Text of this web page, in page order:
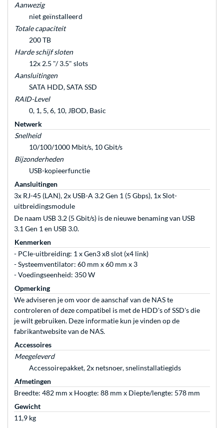
Aanwezig
niet geïnstalleerd
Totale capaciteit
200 TB
Harde schijf sloten
12x 2.5 "/ 3.5" slots
Aansluitingen
SATA HDD, SATA SSD
RAID-Level
0, 1, 5, 6, 10, JBOD, Basic
Netwerk
Snelheid
10/100/1000 Mbit/s, 10 Gbit/s
Bijzonderheden
USB-kopieerfunctie
Aansluitingen
3x RJ-45 (LAN), 2x USB-A 3.2 Gen 1 (5 Gbps), 1x Slot-
uitbreidingsmodule
De naam USB 3.2 (5 Gbit/s) is de nieuwe benaming van USB
3.1 Gen 1 en USB 3.0.
Kenmerken
- PCIe-uitbreiding: 1 x Gen3 x8 slot (x4 link)
- Systeemventilator: 60 mm x 60 mm x 3
- Voedingseenheid: 350 W
Opmerking
We adviseren je om voor de aanschaf van de NAS te
controleren of deze compatibel is met de HDD's of SSD's die
je wilt gebruiken. Deze informatie kun je vinden op de
fabrikantwebsite van de NAS.
Accessoires
Meegeleverd
Accessoirepakket, 2x netsnoer, snelinstallatiegids
Afmetingen
Breedte: 482 mm x Hoogte: 88 mm x Diepte/lengte: 578 mm
Gewicht
11,9 kg